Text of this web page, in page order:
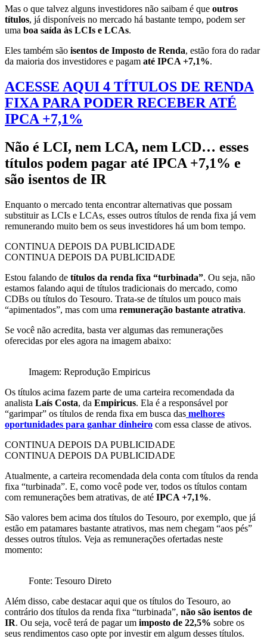
Mas o que talvez alguns investidores não saibam é que outros
títulos, já disponíveis no mercado há bastante tempo, podem ser
uma boa saída às LCIs e LCAs.
Eles também são isentos de Imposto de Renda, estão fora do radar
da maioria dos investidores e pagam até IPCA +7,1%.
ACESSE AQUI 4 TÍTULOS DE RENDA
FIXA PARA PODER RECEBER ATÉ
IPCA +7,1%
Não é LCI, nem LCA, nem LCD… esses
títulos podem pagar até IPCA +7,1% e
são isentos de IR
Enquanto o mercado tenta encontrar alternativas que possam
substituir as LCIs e LCAs, esses outros títulos de renda fixa já vem
remunerando muito bem os seus investidores há um bom tempo.
CONTINUA DEPOIS DA PUBLICIDADE
CONTINUA DEPOIS DA PUBLICIDADE
Estou falando de títulos da renda fixa “turbinada”. Ou seja, não
estamos falando aqui de títulos tradicionais do mercado, como
CDBs ou títulos do Tesouro. Trata-se de títulos um pouco mais
“apimentados”, mas com uma remuneração bastante atrativa.
Se você não acredita, basta ver algumas das remunerações
oferecidas por eles agora na imagem abaixo:
Imagem: Reprodução Empiricus
Os títulos acima fazem parte de uma carteira recomendada da
analista Laís Costa, da Empiricus. Ela é a responsável por
“garimpar” os títulos de renda fixa em busca das melhores
oportunidades para ganhar dinheiro com essa classe de ativos.
CONTINUA DEPOIS DA PUBLICIDADE
CONTINUA DEPOIS DA PUBLICIDADE
Atualmente, a carteira recomendada dela conta com títulos da renda
fixa “turbinada”. E, como você pode ver, todos os títulos contam
com remunerações bem atrativas, de até IPCA +7,1%.
São valores bem acima dos títulos do Tesouro, por exemplo, que já
estão em patamares bastante atrativos, mas nem chegam “aos pés”
desses outros títulos. Veja as remunerações ofertadas neste
momento:
Fonte: Tesouro Direto
Além disso, cabe destacar aqui que os títulos do Tesouro, ao
contrário dos títulos da renda fixa “turbinada”, não são isentos de
IR. Ou seja, você terá de pagar um imposto de 22,5% sobre os
seus rendimentos caso opte por investir em algum desses títulos.